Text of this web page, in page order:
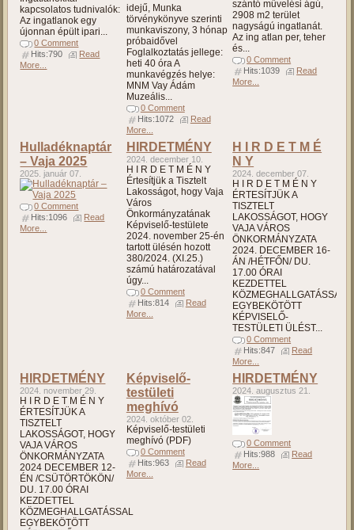
kapcsolatos tudnivalók:
Az ingatlanok egy
újonnan épült ipari...
0 Comment
Hits:790
Read
More...
idejű, Munka
törvénykönyve szerinti
munkaviszony, 3 hónap
próbaidővel
Foglalkoztatás jellege:
heti 40 óra A
munkavégzés helye:
MNM Vay Ádám
Muzeális...
0 Comment
Hits:1072
Read
More...
szántó művelési ágú,
2908 m2 terület
nagyságú ingatlanát.
Az ing atlan per, teher
és...
0 Comment
Hits:1039
Read
More...
Hulladéknaptár
– Vaja 2025
2025. január 07.
0 Comment
Hits:1096
Read
More...
HIRDETMÉNY
2024. december 10.
H I R D E T M É N Y
Értesítjük a Tisztelt
Lakosságot, hogy Vaja
Város
Önkormányzatának
Képviselő-testülete
2024. november 25-én
tartott ülésén hozott
380/2024. (XI.25.)
számú határozatával
úgy...
0 Comment
Hits:814
Read
More...
H I R D E T M É
N Y
2024. december 07.
H I R D E T M É N Y
ÉRTESÍTJÜK A
TISZTELT
LAKOSSÁGOT, HOGY
VAJA VÁROS
ÖNKORMÁNYZATA
2024. DECEMBER 16-
ÁN /HÉTFŐN/ DU.
17.00 ÓRAI
KEZDETTEL
KÖZMEGHALLGATÁSSAL
EGYBEKÖTÖTT
KÉPVISELŐ-
TESTÜLETI ÜLÉST...
0 Comment
Hits:847
Read
More...
HIRDETMÉNY
2024. november 29.
H I R D E T M É N Y
ÉRTESÍTJÜK A
TISZTELT
LAKOSSÁGOT, HOGY
VAJA VÁROS
ÖNKORMÁNYZATA
2024 DECEMBER 12-
ÉN /CSÜTÖRTÖKÖN/
DU. 17.00 ÓRAI
KEZDETTEL
KÖZMEGHALLGATÁSSAL
EGYBEKÖTÖTT
Képviselő-
testületi
meghívó
2024. október 02.
Képviselő-testületi
meghívó (PDF)
0 Comment
Hits:963
Read
More...
HIRDETMÉNY
2024. augusztus 21.
0 Comment
Hits:988
Read
More...